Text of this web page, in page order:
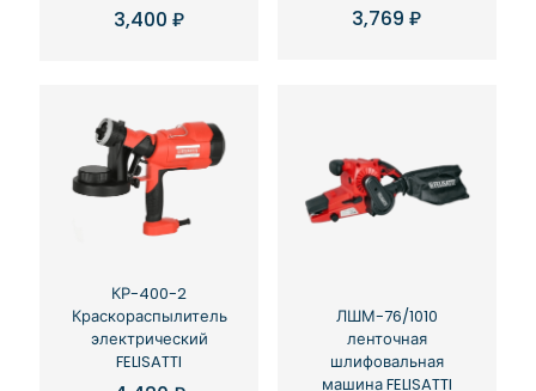
3,400₽ 3,769₽
КР-400-2
Краскораспылитель
электрический
FELISATTI
ЛШМ-76/1010
ленточная
шлифовальная
машина FELISATTI